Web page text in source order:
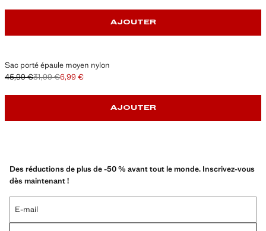
AJOUTER
Sac porté épaule moyen nylon
Prix initial barré [45,99 € ]
45,99 €
Deuxième prix barré [31,99 € ]
31,99 €
Prix actuel [6,99 € ]6,99 €
AJOUTER
Des réductions de plus de -50 % avant tout le monde. Inscrivez-vous
dès maintenant !
E-mail